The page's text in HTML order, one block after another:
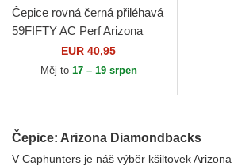
Čepice rovná černá přiléhavá
59FIFTY AC Perf Arizona
Diamondbacks MLB New
EUR 40,95
Měj to 17 – 19 srpen
Čepice: Arizona Diamondbacks
V Caphunters je náš výběr kšiltovek